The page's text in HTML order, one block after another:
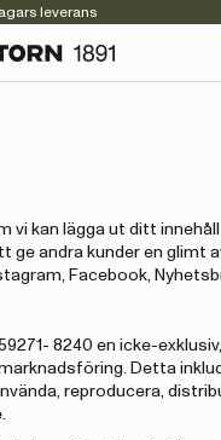
leverans
vi kan lägga ut ditt
ge andra kunder en glimt
Facebook,
8240 en icke-
Detta
reproducera,